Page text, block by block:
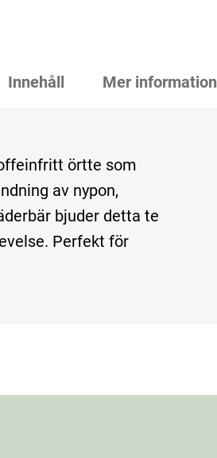
Innehåll Mer information
örtte som
av nypon,
bjuder detta te
Perfekt för